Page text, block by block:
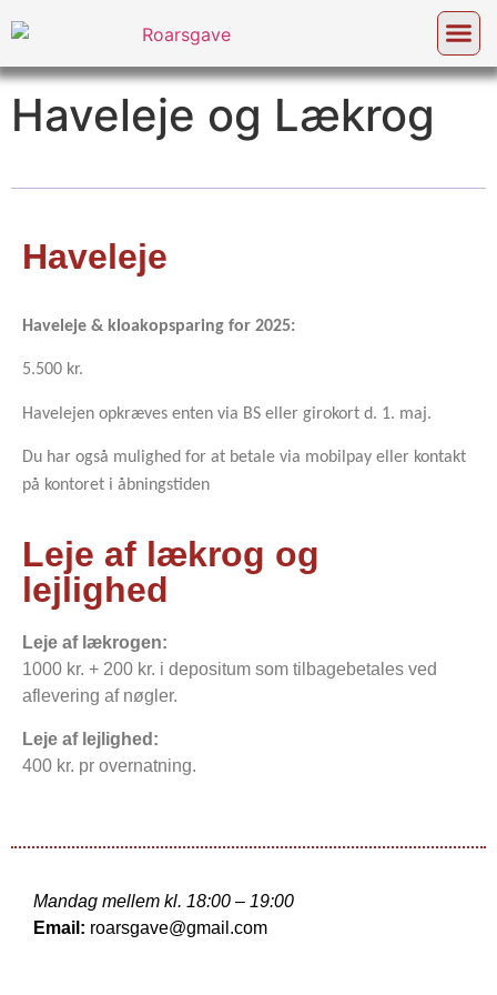
Haveleje og Lækrog
Haveleje
Haveleje & kloakopsparing for 2025:
5.500 kr.
Havelejen opkræves enten via BS eller girokort d. 1. maj.
Du har også mulighed for at betale via mobilpay eller kontakt
på kontoret i åbningstiden
Leje af lækrog og
lejlighed
Leje af lækrogen:
1000 kr. + 200 kr. i depositum som tilbagebetales ved
aflevering af nøgler.
Leje af lejlighed:
400 kr. pr overnatning.
Mandag mellem kl. 18:00 – 19:00
Email: roarsgave@gmail.com